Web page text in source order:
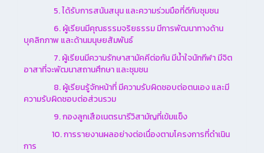
5. ได้รับการสนันสนุน และความร่วมมือที่ดีกับชุมชน
6. ผู้เรียนมีคุณธรรมจริยธรรม มีการพัฒนาทางด้าน
บุคลิกภาพ และด้านมนุษยสัมพันธ์
7. ผู้เรียนมีความรักษาสามัคคีต่อกัน มีน้ำใจนักกีฬา มีจิต
อาสาที่จะพัฒนาสถานศึกษา และชุมชน
8. ผู้เรียนรู้จักหน้าที่ มีความรับผิดชอบต่อตนเอง และมี
ความรับผิดชอบต่อส่วนรวม
9. กองลูกเสือเนตรนารีวิสามัญที่เข้มแข็ง
10. การรายงานผลอย่างต่อเนื่องตามโครงการที่ดำเนิน
การ